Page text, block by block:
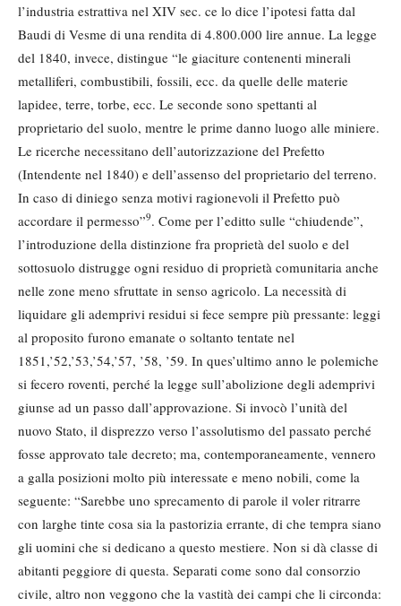
l’industria estrattiva nel XIV sec. ce lo dice l’ipotesi fatta dal
Baudi di Vesme di una rendita di 4.800.000 lire annue. La legge
del 1840, invece, distingue “le giaciture contenenti minerali
metalliferi, combustibili, fossili, ecc. da quelle delle materie
lapidee, terre, torbe, ecc. Le seconde sono spettanti al
proprietario del suolo, mentre le prime danno luogo alle miniere.
Le ricerche necessitano dell’autorizzazione del Prefetto
(Intendente nel 1840) e dell’assenso del proprietario del terreno.
In caso di diniego senza motivi ragionevoli il Prefetto può
accordare il permesso”9. Come per l’editto sulle “chiudende”,
l’introduzione della distinzione fra proprietà del suolo e del
sottosuolo distrugge ogni residuo di proprietà comunitaria anche
nelle zone meno sfruttate in senso agricolo. La necessità di
liquidare gli ademprivi residui si fece sempre più pressante: leggi
al proposito furono emanate o soltanto tentate nel
1851,’52,’53,’54,’57, ’58, ’59. In ques’ultimo anno le polemiche
si fecero roventi, perché la legge sull’abolizione degli ademprivi
giunse ad un passo dall’approvazione. Si invocò l’unità del
nuovo Stato, il disprezzo verso l’assolutismo del passato perché
fosse approvato tale decreto; ma, contemporaneamente, vennero
a galla posizioni molto più interessate e meno nobili, come la
seguente: “Sarebbe uno sprecamento di parole il voler ritrarre
con larghe tinte cosa sia la pastorizia errante, di che tempra siano
gli uomini che si dedicano a questo mestiere. Non si dà classe di
abitanti peggiore di questa. Separati come sono dal consorzio
civile, altro non veggono che la vastità dei campi che li circonda: